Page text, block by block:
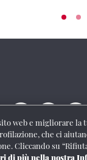
Consortile Fonografici
web e migliorare la
che ci
Cliccando su
di più nella nostra